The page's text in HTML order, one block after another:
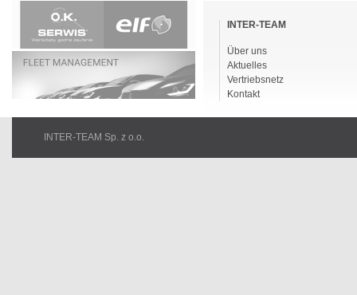
überspringen
INTER-TEAM
Über uns
Aktuelles
Vertriebsnetz
Kontakt
INTER-TEAM Sp. z o.o.